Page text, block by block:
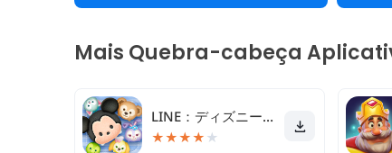
Mais Quebra-cabeça
LINE：ディズニー ツムツム
★★★★ ★